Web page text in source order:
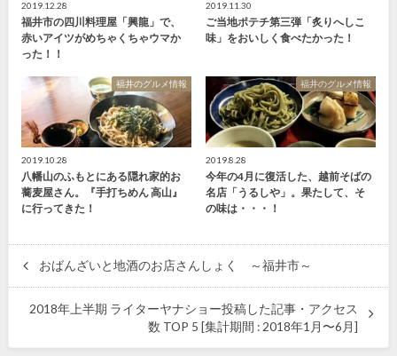
2019.12.28
福井市の四川料理屋「興龍」で、
赤いアイツがめちゃくちゃウマか
った！！
2019.11.30
ご当地ポテチ第三弾「炙りへしこ
味」をおいしく食べたかった！
福井のグルメ情報
2019.10.28
八幡山のふもとにある隠れ家的お
蕎麦屋さん。『手打ちめん 高山』
に行ってきた！
福井のグルメ情報
2019.8.28
今年の4月に復活した、越前そばの
名店「うるしや」。果たして、そ
の味は・・・！
おばんざいと地酒のお店さんしょく ～福井市～
2018年上半期 ライターヤナショー投稿した記事・アクセス
数 TOP 5 [集計期間 : 2018年1月〜6月]